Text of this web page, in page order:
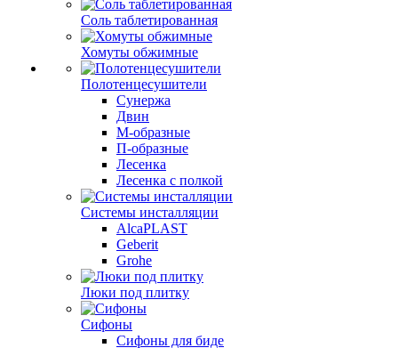
Соль таблетированная
Хомуты обжимные
Полотенцесушители
Сунержа
Двин
М-образные
П-образные
Лесенка
Лесенка с полкой
Системы инсталляции
AlcaPLAST
Geberit
Grohe
Люки под плитку
Сифоны
Сифoны для биде